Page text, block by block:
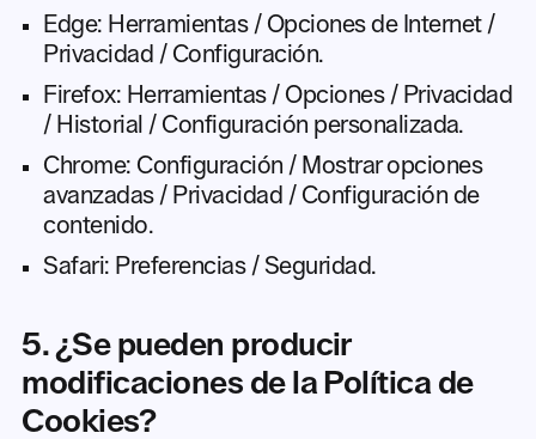
Edge: Herramientas / Opciones de Internet /
Privacidad / Configuración.
Firefox: Herramientas / Opciones / Privacidad
/ Historial / Configuración personalizada.
Chrome: Configuración / Mostrar opciones
avanzadas / Privacidad / Configuración de
contenido.
Safari: Preferencias / Seguridad.
5. ¿Se pueden producir
modificaciones de la Política de
Cookies?